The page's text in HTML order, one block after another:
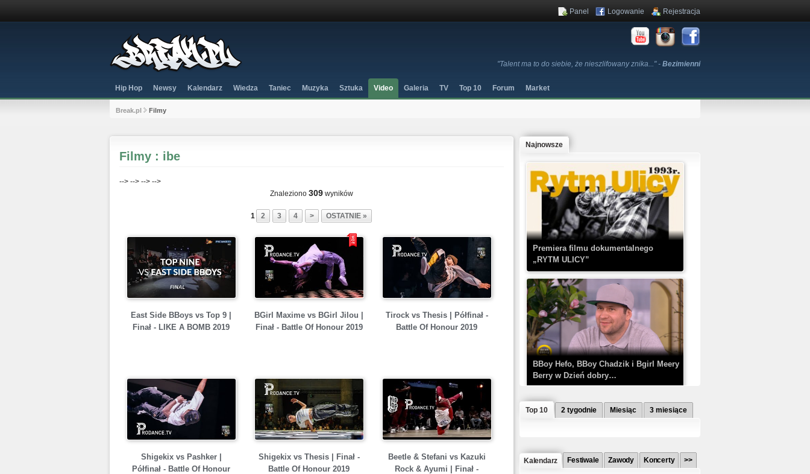
"Talent ma to do siebie, że nieszlifowany znika..." - Bezimienni
Panel Logowanie Rejestracja
Hip Hop Newsy Kalendarz Wiedza Taniec Muzyka Sztuka Video Galeria TV Top 10 Forum Market
Break.pl Filmy
Filmy : ibe
--> --> --> -->
Znaleziono 309 wyników
1 2 3 4 > OSTATNIE »
East Side BBoys vs Top 9 |
Finał - LIKE A BOMB 2019
BGirl Maxime vs BGirl Jilou |
Finał - Battle Of Honour 2019
Tirock vs Thesis | Półfinał -
Battle Of Honour 2019
Shigekix vs Pashker |
Półfinał - Battle Of Honour
Shigekix vs Thesis | Finał -
Battle Of Honour 2019
Beetle & Stefani vs Kazuki
Rock & Ayumi | Finał -
Najnowsze
Premiera filmu dokumentalnego
„RYTM ULICY”
BBoy Hefo, BBoy Chadzik i Bgirl Meery
Berry w Dzień dobry…
Top 10 2 tygodnie Miesiąc 3 miesiące
Kalendarz Festiwale Zawody Koncerty >>